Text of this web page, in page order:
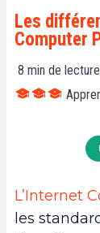
Les
Computer
8 min de
L’Internet
les